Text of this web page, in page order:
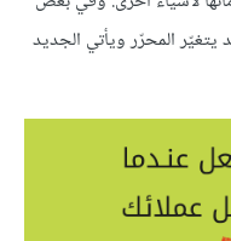
المحرّر ويأتي الجديد